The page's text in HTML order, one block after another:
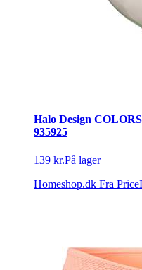
Halo Design
935925
139 kr.På lager
Homeshop.dk Fra